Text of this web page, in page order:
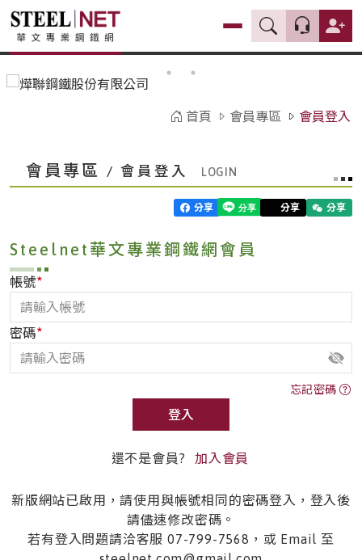
首頁 會員專區 會員登入
會員專區 / 會員登入
分享 分享 分享
Steelnet華文專業鋼鐵網會員
帳號*
密碼*
忘記密碼
登入
還不是會員? 加入會員
新版網站已啟用，請使用與帳號相同的密碼登入，登入後
請儘速修改密碼。
若有登入問題請洽客服 07-799-7568，或 Email 至